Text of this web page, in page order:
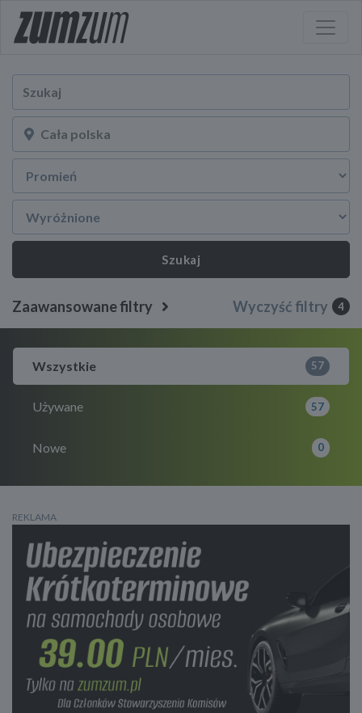
Szukaj
Zaawansowane filtry Wyczyść filtry 4
Wszystkie 57
Używane 57
Nowe 0
REKLAMA